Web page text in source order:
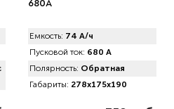
680A
Емкость: 74 А/ч
Пусковой ток: 680 А
Полярность: Обратная
Габариты: 278x175x190